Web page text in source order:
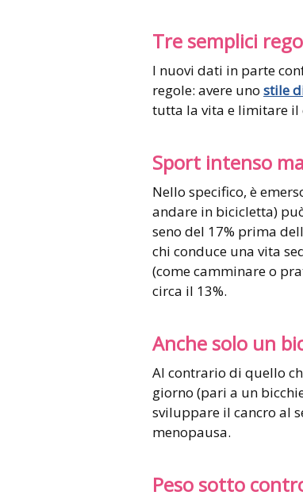
Tre semplici
I nuovi dati in parte
regole: avere uno stile
tutta la vita e limitare il
Sport intenso
Nello specifico, è
andare in bicicletta)
seno del 17% prima
chi conduce una vita
(come camminare o
circa il 13%.
Anche solo un
Al contrario di quello
giorno (pari a un
sviluppare il cancro al
menopausa.
Peso sotto